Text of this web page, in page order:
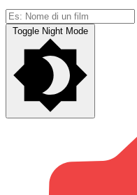
Toggle Night Mode